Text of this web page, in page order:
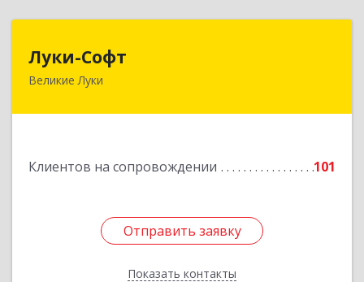
Луки-Софт
Великие Луки
Клиентов на сопровождении 101
Отправить заявку
Показать контакты
182113, Псковская обл, Великие Луки г,
Отправить заявку
Назад